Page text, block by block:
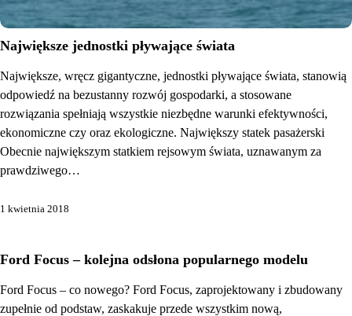
Największe jednostki pływające świata
Największe, wręcz gigantyczne, jednostki pływające świata, stanowią
odpowiedź na bezustanny rozwój gospodarki, a stosowane
rozwiązania spełniają wszystkie niezbędne warunki efektywności,
ekonomiczne czy oraz ekologiczne. Największy statek pasażerski
Obecnie największym statkiem rejsowym świata, uznawanym za
prawdziwego…
1 kwietnia 2018
Ford Focus – kolejna odsłona popularnego modelu
Ford Focus – co nowego? Ford Focus, zaprojektowany i zbudowany
zupełnie od podstaw, zaskakuje przede wszystkim nową,